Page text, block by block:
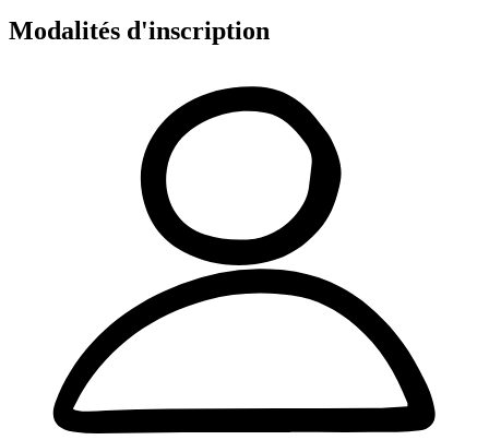
Modalités d'inscription